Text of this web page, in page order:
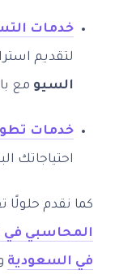
خدمات
لتقديم
السيو مع
خدمات
احتياجاتك
كما نقدم حلولًا
المحاسبي في
في السعودية